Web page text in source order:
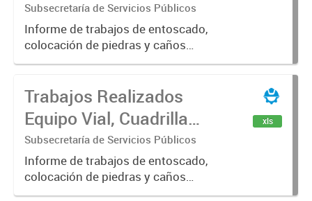
Subsecretaría de Servicios Públicos
Informe de trabajos de entoscado,
colocación de piedras y caños
(zanjeo - cruce de calles) Informe
construcción, colocación de tapa
registro, reparación...
Trabajos Realizados
Equipo Vial, Cuadrilla
Bacheo, Servicio
Eléctrico - Noviembre
2021
Subsecretaría de Servicios Públicos
Informe de trabajos de entoscado,
colocación de piedras y caños
(zanjeo - cruce de calles) Informe
xls